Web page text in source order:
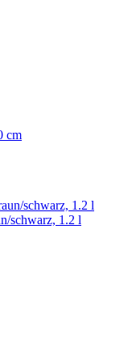
cm
schwarz, 1.2 l